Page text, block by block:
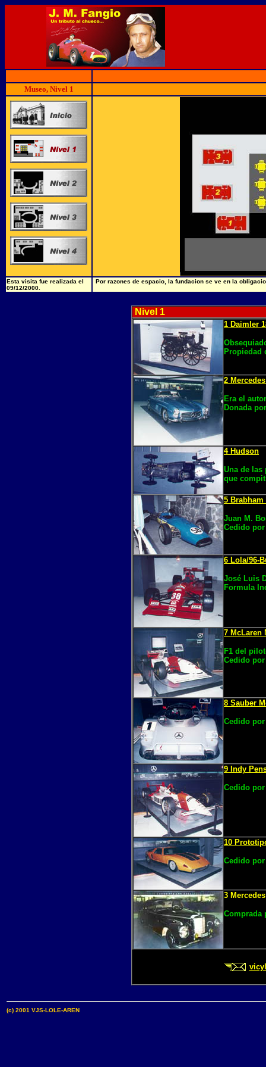
Museo, Nivel 1
Esta visita fue realizada el
09/12/2000.
Por razones de espacio, la fundacion se ve en la
Nivel 1
1 Daimler
Propiedad
2
Era el
Donada
4 Hudson
Una de las
que
5 Brabham
Juan M.
Cedido
6 Lola/96-
José Luis
Formula
7 McLaren
F1 del
Cedido
8 Sauber
Cedido
9 Indy
Cedido
10
Cedido
3
Comprada
(c) 2001 VJS-LOLE-AREN